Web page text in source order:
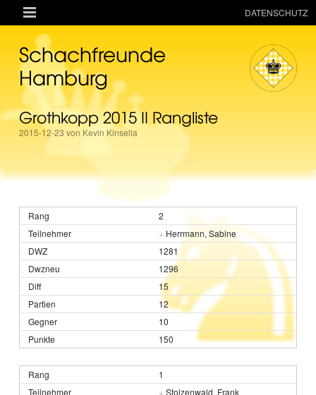

AKTUELLES
RESSOURCEN
VEREIN
MANNSCHAFTEN
TURNIERE
MAGAZIN
TERMINE
Schachfreunde
Hamburg
Grothkopp 2015 II Rangliste
2015-12-23 von Kevin Kinsella
2
+ Herrmann, Sabine
1281
1296
15
12
10
150
1
+ Stolzenwald, Frank
DATENSCHUTZ